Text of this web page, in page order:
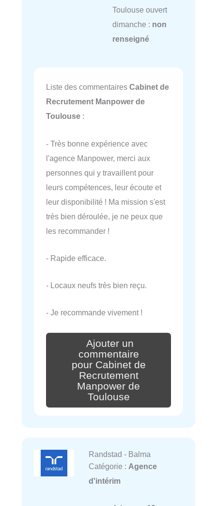
Toulouse ouvert
dimanche : non
renseigné
Liste des commentaires Cabinet de
Recrutement Manpower de
Toulouse :
- Très bonne expérience avec
l'agence Manpower, merci aux
personnes qui y travaillent pour
leurs compétences, leur écoute et
leur disponibilité ! Ma mission s'est
très bien déroulée, je ne peux que
les recommander !
- Rapide efficace.
- Locaux neufs très bien reçu.
- Je recommande vivement !
Ajouter un
commentaire
pour Cabinet de
Recrutement
Manpower de
Toulouse
Randstad - Balma
Catégorie : Agence
d'intérim